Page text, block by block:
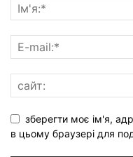
зберегти моє ім'я,
в цьому браузері для